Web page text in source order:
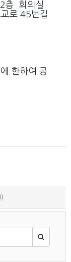
층 회의실
45번길
한하여 공